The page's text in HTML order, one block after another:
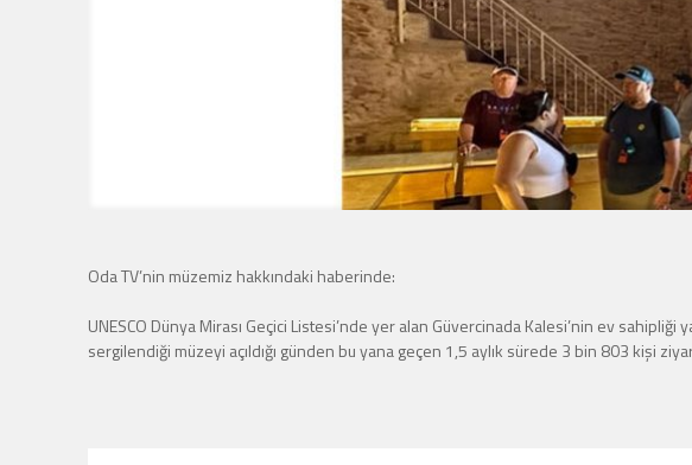
Oda TV’nin müzemiz hakkındaki haberinde:
UNESCO Dünya Mirası Geçici Listesi’nde yer alan Güvercinada Kalesi’nin ev
sergilendiği müzeyi açıldığı günden bu yana geçen 1,5 aylık sürede 3 bin 803 kişi